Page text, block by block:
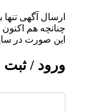
ارسال آگهی
چنانچه هم‌
این صورت در
ورود / ثبت